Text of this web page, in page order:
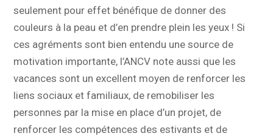
seulement pour effet bénéfique de donner des
couleurs à la peau et d’en prendre plein les yeux ! Si
ces agréments sont bien entendu une source de
motivation importante, l’ANCV note aussi que les
vacances sont un excellent moyen de renforcer les
liens sociaux et familiaux, de remobiliser les
personnes par la mise en place d’un projet, de
renforcer les compétences des estivants et de